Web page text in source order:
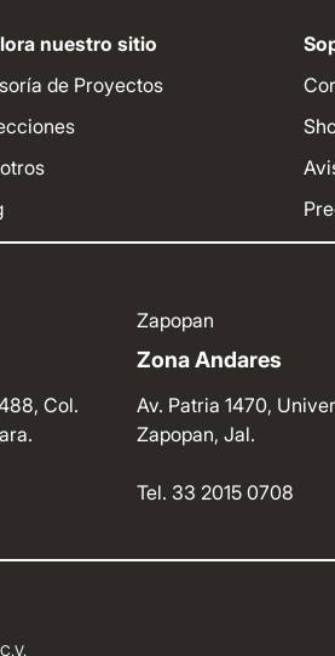
nuestro sitio
de Proyectos
Col.
Zapopan
Zona Andares
Av. Patria 1470,
Zapopan, Jal.
Tel. 33 2015 0708